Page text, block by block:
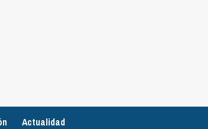
Actualidad